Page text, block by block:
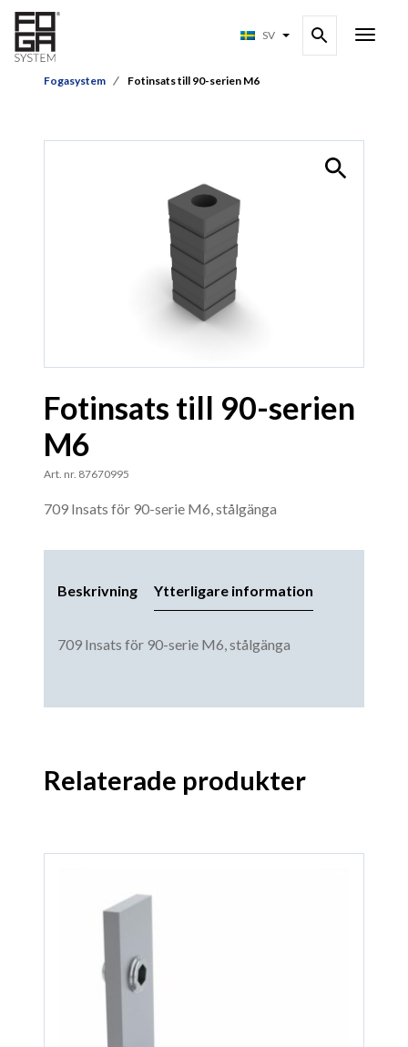
SV
Fogasystem Fotinsats till 90-serien M6
Fotinsats till 90-serien
M6
Art. nr. 87670995
709 Insats för 90-serie M6, stålgänga
Beskrivning Ytterligare information
709 Insats för 90-serie M6, stålgänga
Relaterade produkter